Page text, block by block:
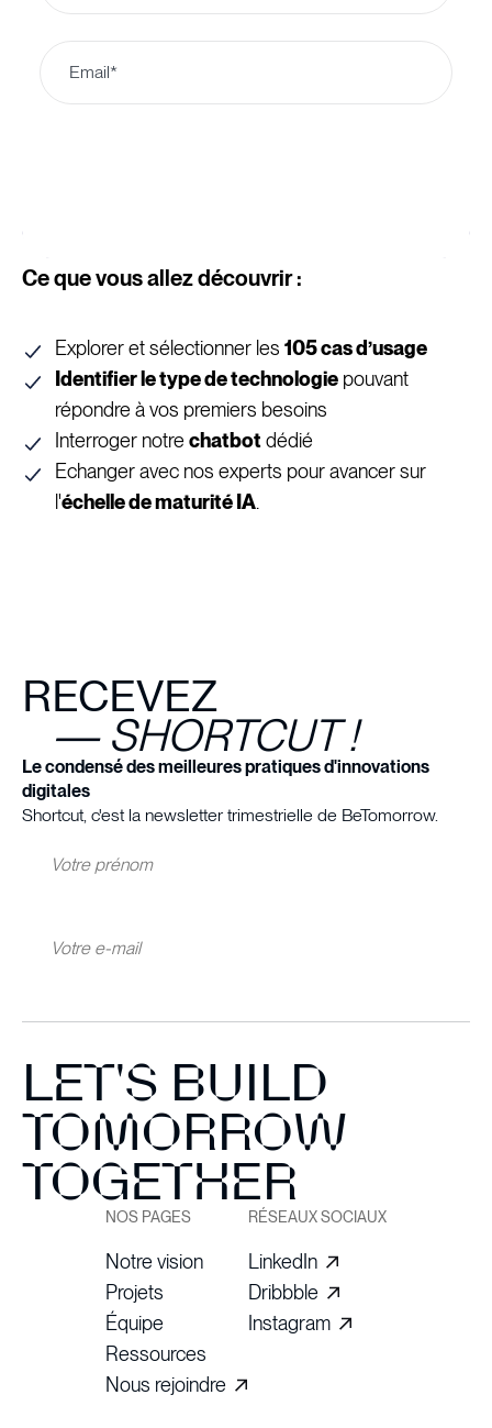
Ce que vous allez découvrir :
Explorer et sélectionner les 105 cas d’usage
Identifier le type de technologie pouvant
répondre à vos premiers besoins
Interroger notrechatbotdédié
Echanger avec nos experts pour avancer sur
l'échelle de maturité IA.
RECEVEZ
— SHORTCUT !
Le condensé des meilleures pratiques d'innovations
digitales
Shortcut, c'est la newsletter trimestrielle de BeTomorrow.
LET'S BUILD
TOMORROW
TOGETHER
NOS PAGES
Notre vision
Projets
Équipe
Ressources
Nous rejoindre
RÉSEAUX SOCIAUX
LinkedIn
Dribbble
Instagram